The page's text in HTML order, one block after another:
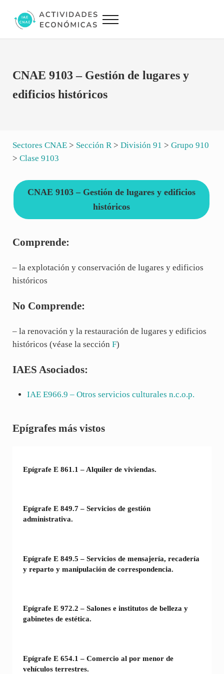
Actividades Económicas IAE CNAE
Menu
CNAE 9103 – Gestión de lugares y
edificios históricos
Sectores CNAE> Sección R > División 91 > Grupo 910
> Clase 9103
CNAE 9103 – Gestión de lugares y edificios
históricos
Comprende:
– la explotación y conservación de lugares y edificios
históricos
No Comprende:
– la renovación y la restauración de lugares y edificios
históricos (véase la sección F)
IAES Asociados:
IAEE966.9 – Otros servicios culturales n.c.o.p.
Sidebar
Epígrafes más vistos
Epígrafe E 861.1 – Alquiler de viviendas.
Epígrafe E 849.7 – Servicios de gestión
administrativa.
Epígrafe E 849.5 – Servicios de mensajería, recadería
y reparto y manipulación de correspondencia.
Epígrafe E 972.2 – Salones e institutos de belleza y
gabinetes de estética.
Epígrafe E 654.1 – Comercio al por menor de
vehículos terrestres.